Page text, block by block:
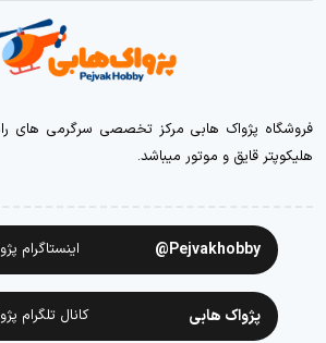
فروشگاه پژواک هابی مرکز تخصصی سرگرمی های
هلیکوپتر قایق و موتور میباشد.
Pejvakhobby@ اینستاگرام
پژواک هابی کانال تلگرام